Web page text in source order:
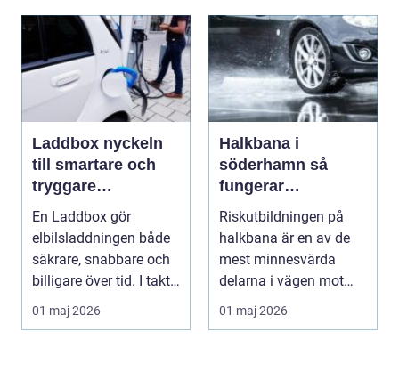
Laddbox nyckeln
till smartare och
tryggare
elbilsladdning
hemma
En Laddbox gör
elbilsladdningen både
säkrare, snabbare och
billigare över tid. I takt
med att fler s...
01 maj 2026
Halkbana i
söderhamn så
fungerar
riskutbildningen
och därför spelar
den roll
Riskutbildningen på
halkbana är en av de
mest minnesvärda
delarna i vägen mot
körkort. Många
kommer ...
01 maj 2026